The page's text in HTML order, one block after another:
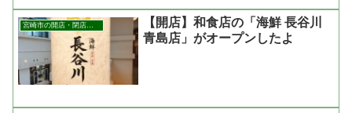
【開店】和食店の「海鮮 長谷川
青島店」がオープンしたよ